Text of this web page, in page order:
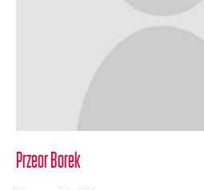
Przeor Borek